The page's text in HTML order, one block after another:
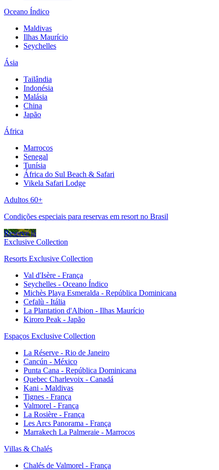
Oceano Índico
Maldivas
Ilhas Maurício
Seychelles
Ásia
Tailândia
Indonésia
Malásia
China
Japão
África
Marrocos
Senegal
Tunísia
África do Sul Beach & Safari
Vikela Safari Lodge
Adultos 60+
Condições especiais para reservas em resort no Brasil
Reserve já
Exclusive Collection
Resorts Exclusive Collection
Val d'Isère - França
Seychelles - Oceano Índico
Michès Playa Esmeralda - República Dominicana
Cefalù - Itália
La Plantation d'Albion - Ilhas Maurício
Kiroro Peak - Japão
Espaços Exclusive Collection
La Réserve - Rio de Janeiro
Cancún - México
Punta Cana - República Dominicana
Quebec Charlevoix - Canadá
Kani - Maldivas
Tignes - França
Valmorel - França
La Rosière - França
Les Arcs Panorama - França
Marrakech La Palmeraie - Marrocos
Villas & Chalés
Chalés de Valmorel - França